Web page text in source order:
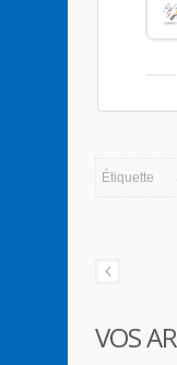
Étiquette
VOS